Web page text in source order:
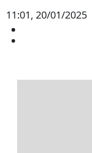
11:01, 20/01/2025